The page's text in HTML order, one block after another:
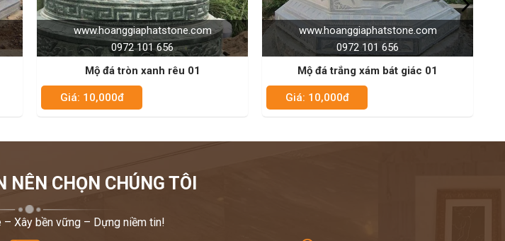
01
www.hoanggiaphatstone.com
0972 101 656
Mộ đá trắng xám bát giác 01
Giá: 10,000đ
www.hoanggiaphatstone.com
0972 101 656
Mộ tròn đá vàng dăm kết 01
Giá: 10,000đ
NÊN CHỌN CHÚNG TÔI
– Xây bền vững – Dựng niềm tin!